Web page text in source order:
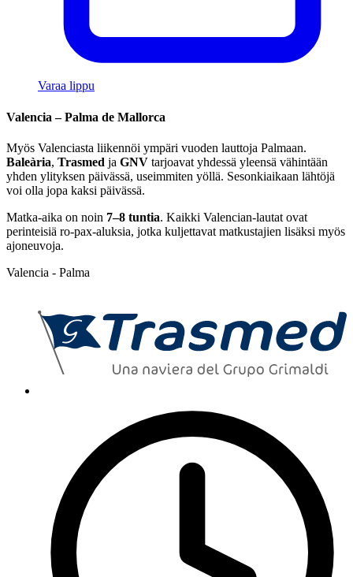
Varaa lippu
Valencia – Palma de Mallorca
Myös Valenciasta liikennöi ympäri vuoden lauttoja Palmaan.
Baleària, Trasmed ja GNV tarjoavat yhdessä yleensä vähintään
yhden ylityksen päivässä, useimmiten yöllä. Sesonkiaikaan lähtöjä
voi olla jopa kaksi päivässä.
Matka-aika on noin 7–8 tuntia. Kaikki Valencian-lautat ovat
perinteisiä ro-pax-aluksia, jotka kuljettavat matkustajien lisäksi myös
ajoneuvoja.
Valencia - Palma